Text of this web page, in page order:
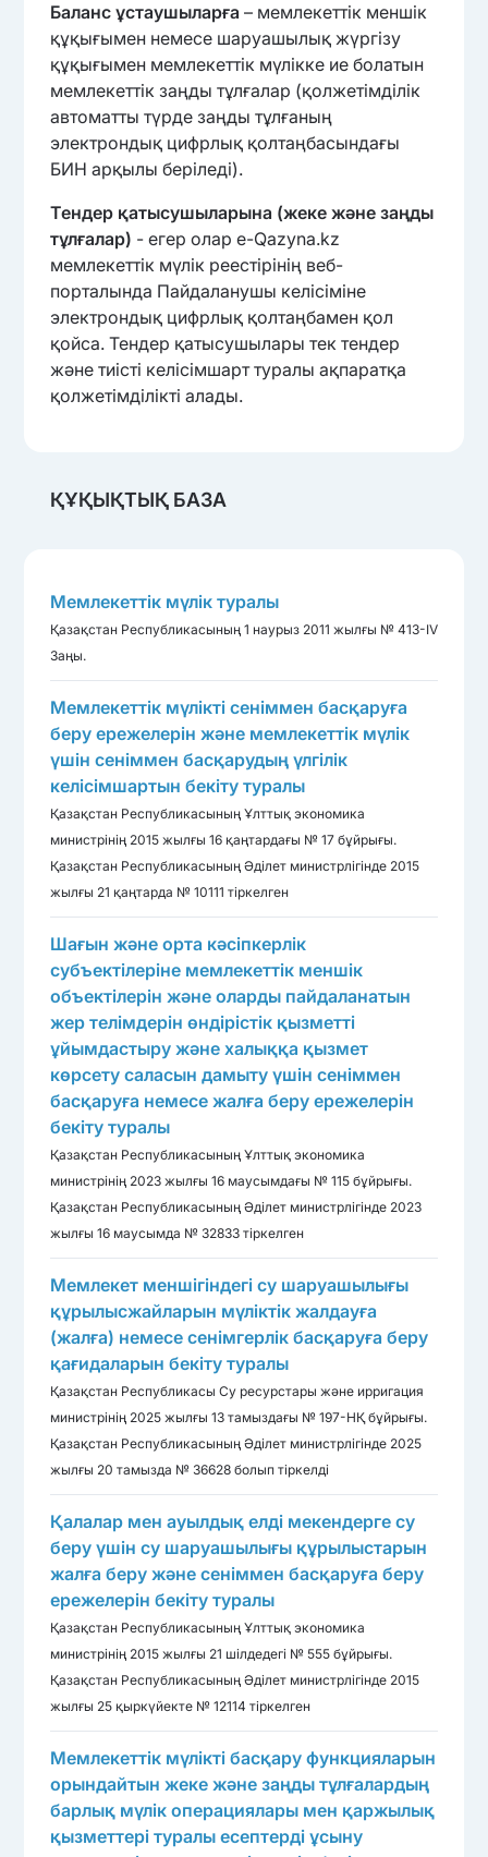
Баланс ұстаушыларға – мемлекеттік меншік
құқығымен немесе шаруашылық жүргізу
құқығымен мемлекеттік мүлікке ие болатын
мемлекеттік заңды тұлғалар (қолжетімділік
автоматты түрде заңды тұлғаның
электрондық цифрлық қолтаңбасындағы
БИН арқылы беріледі).
Тендер қатысушыларына (жеке және заңды
тұлғалар) - егер олар e-Qazyna.kz
мемлекеттік мүлік реестірінің веб-
порталында Пайдаланушы келісіміне
электрондық цифрлық қолтаңбамен қол
қойса. Тендер қатысушылары тек тендер
және тиісті келісімшарт туралы ақпаратқа
қолжетімділікті алады.
ҚҰҚЫҚТЫҚ БАЗА
Мемлекеттік мүлік туралы
Қазақстан Республикасының 1 наурыз 2011 жылғы № 413-IV
Заңы.
Мемлекеттік мүлікті сеніммен басқаруға
беру ережелерін және мемлекеттік мүлік
үшін сеніммен басқарудың үлгілік
келісімшартын бекіту туралы
Қазақстан Республикасының Ұлттық экономика
министрінің 2015 жылғы 16 қаңтардағы № 17 бұйрығы.
Қазақстан Республикасының Әділет министрлігінде 2015
жылғы 21 қаңтарда № 10111 тіркелген
Шағын және орта кәсіпкерлік
субъектілеріне мемлекеттік меншік
объектілерін және оларды пайдаланатын
жер телімдерін өндірістік қызметті
ұйымдастыру және халыққа қызмет
көрсету саласын дамыту үшін сеніммен
басқаруға немесе жалға беру ережелерін
бекіту туралы
Қазақстан Республикасының Ұлттық экономика
министрінің 2023 жылғы 16 маусымдағы № 115 бұйрығы.
Қазақстан Республикасының Әділет министрлігінде 2023
жылғы 16 маусымда № 32833 тіркелген
Мемлекет меншігіндегі су шаруашылығы
құрылысжайларын мүліктік жалдауға
(жалға) немесе сенімгерлік басқаруға беру
қағидаларын бекіту туралы
Қазақстан Республикасы Су ресурстары және ирригация
министрінің 2025 жылғы 13 тамыздағы № 197-НҚ бұйрығы.
Қазақстан Республикасының Әділет министрлігінде 2025
жылғы 20 тамызда № 36628 болып тіркелді
Қалалар мен ауылдық елді мекендерге су
беру үшін су шаруашылығы құрылыстарын
жалға беру және сеніммен басқаруға беру
ережелерін бекіту туралы
Қазақстан Республикасының Ұлттық экономика
министрінің 2015 жылғы 21 шілдедегі № 555 бұйрығы.
Қазақстан Республикасының Әділет министрлігінде 2015
жылғы 25 қыркүйекте № 12114 тіркелген
Мемлекеттік мүлікті басқару функцияларын
орындайтын жеке және заңды тұлғалардың
барлық мүлік операциялары мен қаржылық
қызметтері туралы есептерді ұсыну